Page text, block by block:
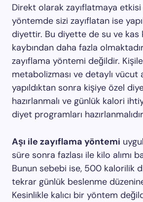
Direkt olarak zayıflatmaya
yöntemde sizi zayıflatan ise
diyettir. Bu diyette de su ve kas
kaybından daha fazla
zayıflama yöntemi değildir.
metabolizması ve detaylı vücut
yapıldıktan sonra kişiye özel
hazırlanmalı ve günlük kalori
diyet programları
Aşı ile zayıflama yöntemi
süre sonra fazlası ile kilo alımı
Bunun sebebi ise, 500 kalorilik
tekrar günlük beslenme
Kesinlikle kalıcı bir yöntem